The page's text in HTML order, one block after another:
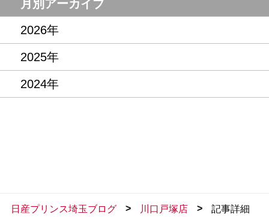
月別アーカイブ
2026年
2025年
2024年
日産プリンス埼玉ブログ > 川口戸塚店 > 記事詳細